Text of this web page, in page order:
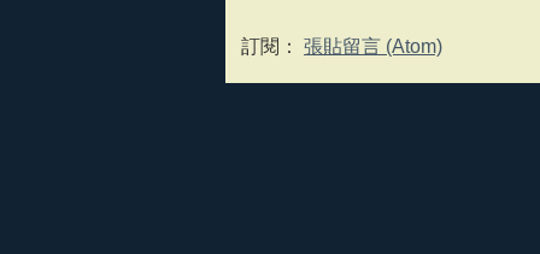
訂閱： 張貼留言 (Atom)